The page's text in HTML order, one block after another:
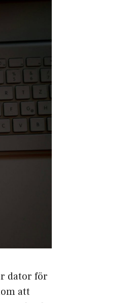
dator för
att